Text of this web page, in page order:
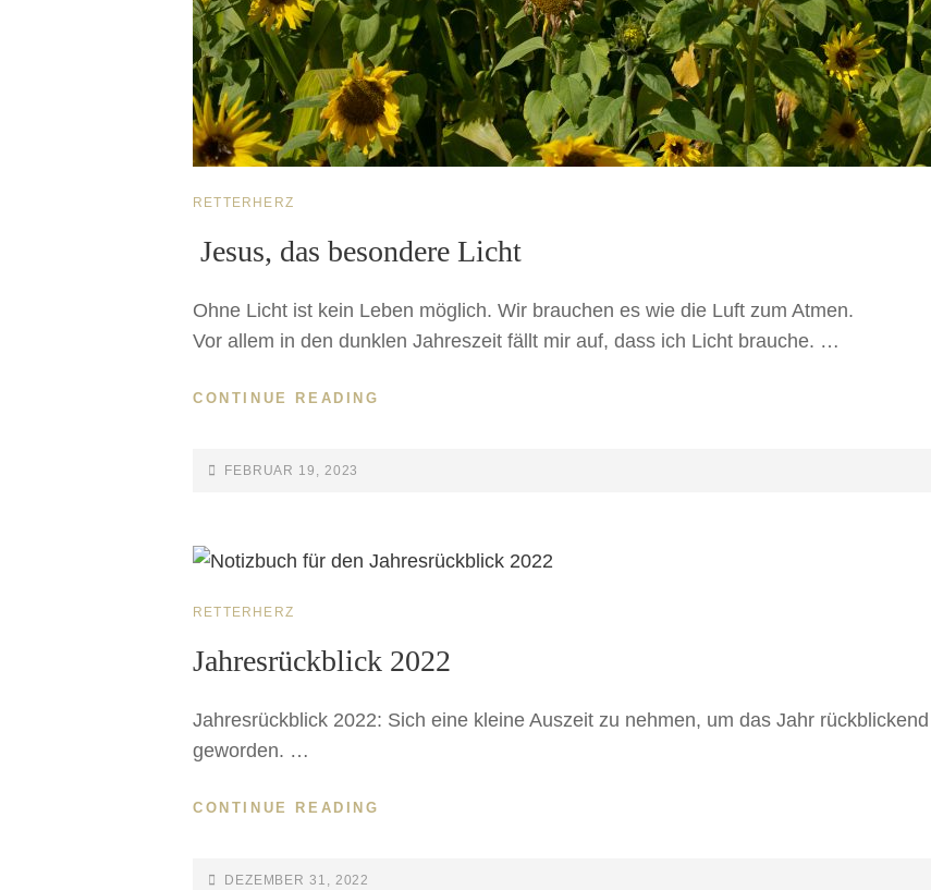
RETTERHERZ
Jesus, das besondere Licht
Ohne Licht ist kein Leben möglich. Wir brauchen es wie die Luft zum Atmen.
Vor allem in den dunklen Jahreszeit fällt mir auf, dass ich Licht brauche. …
CONTINUE READING
FEBRUAR 19, 2023
RETTERHERZ
Jahresrückblick 2022
Jahresrückblick 2022: Sich eine kleine Auszeit zu nehmen, um das Jahr
geworden. …
CONTINUE READING
DEZEMBER 31, 2022